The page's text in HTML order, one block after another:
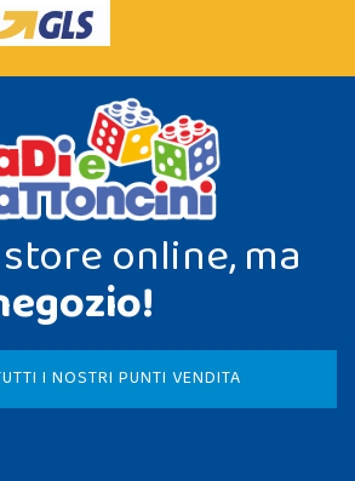
online, ma
I NOSTRI PUNTI VENDITA